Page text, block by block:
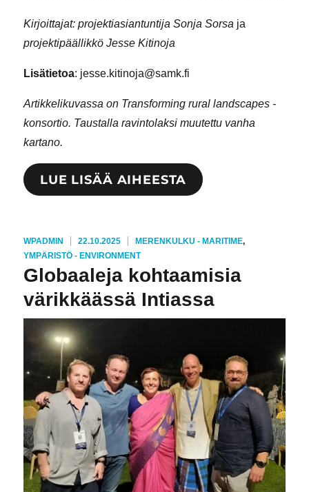
Kirjoittajat: projektiasiantuntija Sonja Sorsa ja
projektipäällikkö Jesse Kitinoja
Lisätietoa: jesse.kitinoja@samk.fi
Artikkelikuvassa on Transforming rural landscapes -
konsortio. Taustalla ravintolaksi muutettu vanha
kartano.
LUE LISÄÄ AIHEESTA
KIRJOITTAJA
WPADMIN JULKAISTU
22.10.2025 KATEGORIAT
MERENKULKU - MARITIME,
YMPÄRISTÖ - ENVIRONMENT
Globaaleja kohtaamisia
värikkäässä Intiassa